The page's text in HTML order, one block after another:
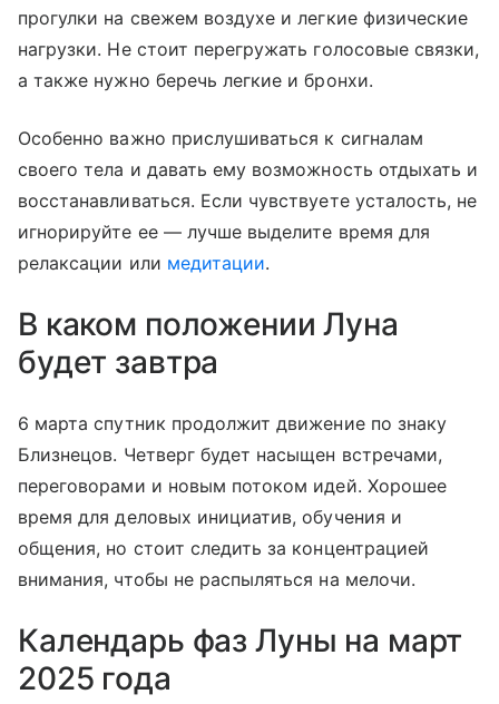
прогулки на свежем воздухе и легкие физические
нагрузки. Не стоит перегружать голосовые связки,
а также нужно беречь легкие и бронхи.
Особенно важно прислушиваться к сигналам
своего тела и давать ему возможность отдыхать и
восстанавливаться. Если чувствуете усталость, не
игнорируйте ее — лучше выделите время для
релаксации или медитации.
В каком положении Луна
будет завтра
6 марта спутник продолжит движение по знаку
Близнецов. Четверг будет насыщен встречами,
переговорами и новым потоком идей. Хорошее
время для деловых инициатив, обучения и
общения, но стоит следить за концентрацией
внимания, чтобы не распыляться на мелочи.
Календарь фаз Луны на март
2025 года